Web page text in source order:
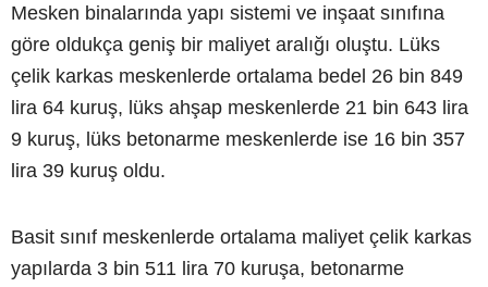
Mesken binalarında yapı sistemi ve inşaat sınıfına
göre oldukça geniş bir maliyet aralığı oluştu. Lüks
çelik karkas meskenlerde ortalama bedel 26 bin 849
lira 64 kuruş, lüks ahşap meskenlerde 21 bin 643 lira
9 kuruş, lüks betonarme meskenlerde ise 16 bin 357
lira 39 kuruş oldu.
Basit sınıf meskenlerde ortalama maliyet çelik karkas
yapılarda 3 bin 511 lira 70 kuruşa, betonarme